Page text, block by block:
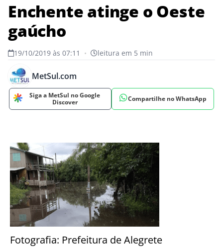
Enchente atinge o Oeste
gaúcho
19/10/2019 às 07:11 • leitura em 5 min
MetSul.com
Siga a MetSul no Google
Discover
Compartilhe no WhatsApp
Fotografia: Prefeitura de Alegrete